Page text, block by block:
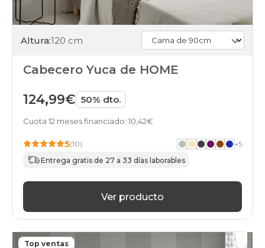
Altura:120 cm
Cabecero Yuca de HOME
124,99€ 50% dto.
Cuota 12 meses financiado: 10,42€
5(10) +5
Entrega gratis de 27 a 33 días laborables
Ver producto
Top ventas